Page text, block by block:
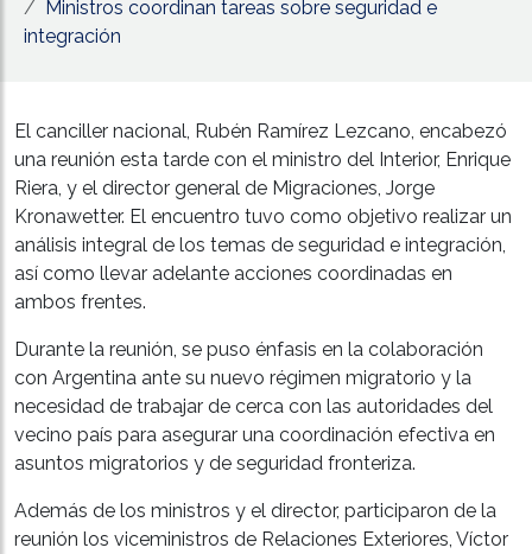
Ministros coordinan tareas sobre seguridad e
integración
El canciller nacional, Rubén Ramírez Lezcano, encabezó
una reunión esta tarde con el ministro del Interior, Enrique
Riera, y el director general de Migraciones, Jorge
Kronawetter. El encuentro tuvo como objetivo realizar un
análisis integral de los temas de seguridad e integración,
así como llevar adelante acciones coordinadas en
ambos frentes.
Durante la reunión, se puso énfasis en la colaboración
con Argentina ante su nuevo régimen migratorio y la
necesidad de trabajar de cerca con las autoridades del
vecino país para asegurar una coordinación efectiva en
asuntos migratorios y de seguridad fronteriza.
Además de los ministros y el director, participaron de la
reunión los viceministros de Relaciones Exteriores, Víctor